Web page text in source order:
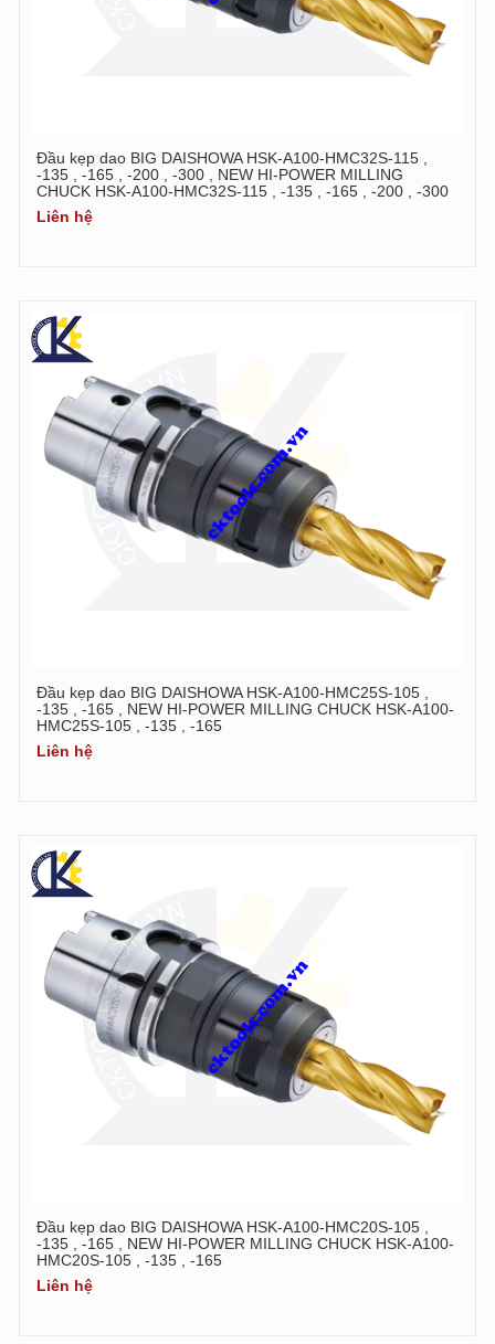
Đầu kẹp dao BIG DAISHOWA HSK-A100-HMC32S-115 ,
-135 , -165 , -200 , -300 , NEW HI-POWER MILLING
CHUCK HSK-A100-HMC32S-115 , -135 , -165 , -200 , -300
Liên hệ
Đầu kẹp dao BIG DAISHOWA HSK-A100-HMC25S-105 ,
-135 , -165 , NEW HI-POWER MILLING CHUCK HSK-A100-
HMC25S-105 , -135 , -165
Liên hệ
Đầu kẹp dao BIG DAISHOWA HSK-A100-HMC20S-105 ,
-135 , -165 , NEW HI-POWER MILLING CHUCK HSK-A100-
HMC20S-105 , -135 , -165
Liên hệ